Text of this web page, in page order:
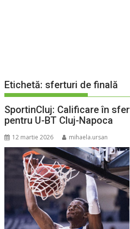
Etichetă: sferturi de finală
SportinCluj: Calificare în
pentru U-BT Cluj-Napoca
12 martie 2026 mihaela.ursan